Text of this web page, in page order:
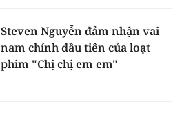
Steven Nguyễn đảm nhận vai
nam chính đầu tiên của loạt
phim "Chị chị em em"